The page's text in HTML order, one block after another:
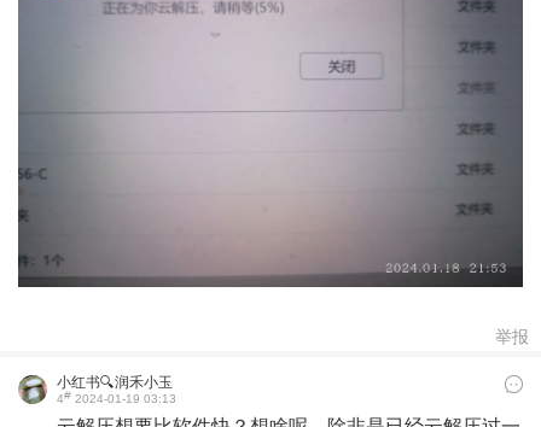
举报
小红书🔍润禾小玉
4# 2024-01-19 03:13